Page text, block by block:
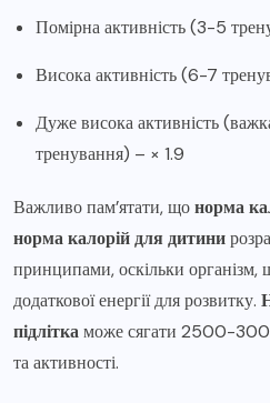
Помірна активність (3-5
Висока активність (6-7
Дуже висока активність
тренування) – × 1.9
Важливо пам’ятати, щонорма
норма калорій для дитини
принципами, оскільки організм,
додаткової енергії для розвитку.
підліткаможе сягати 2500-3000
та активності.